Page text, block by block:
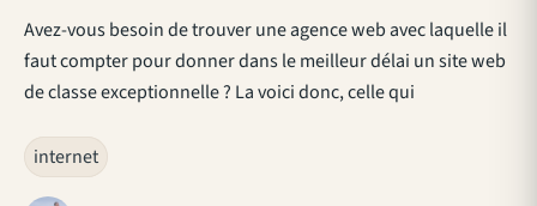
Avez-vous besoin de trouver une agence web avec laquelle il
faut compter pour donner dans le meilleur délai un site web
de classe exceptionnelle ? La voici donc, celle qui
internet